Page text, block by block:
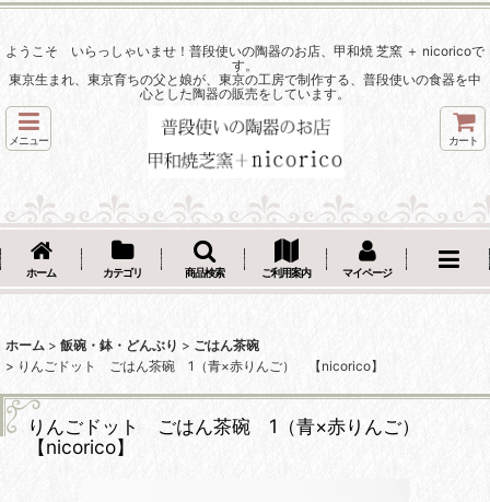
ようこそ いらっしゃいませ！普段使いの陶器のお店、甲和焼 芝窯 ＋ nicoricoで
す。
東京生まれ、東京育ちの父と娘が、東京の工房で制作する、普段使いの食器を中
心とした陶器の販売をしています。
メニュー カート
ホーム カテゴリ 商品検索 ご利用案内 マイページ
ホーム > 飯碗・鉢・どんぶり > ごはん茶碗
> りんごドット ごはん茶碗 1（青×赤りんご） 【nicorico】
りんごドット ごはん茶碗 1（青×赤りんご）
【nicorico】